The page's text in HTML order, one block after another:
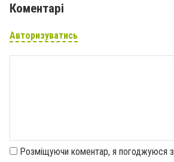
Коментарі
Авторизуватись
Розміщуючи коментар, я погоджуюся з